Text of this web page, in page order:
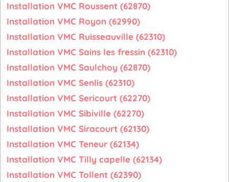
Installation VMC Roussent (62870)
Installation VMC Royon (62990)
Installation VMC Ruisseauville (62310)
Installation VMC Sains les fressin (62310)
Installation VMC Saulchoy (62870)
Installation VMC Senlis (62310)
Installation VMC Sericourt (62270)
Installation VMC Sibiville (62270)
Installation VMC Siracourt (62130)
Installation VMC Teneur (62134)
Installation VMC Tilly capelle (62134)
Installation VMC Tollent (62390)